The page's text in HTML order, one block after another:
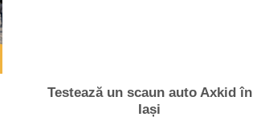
Testează un scaun auto Axkid în
Iași